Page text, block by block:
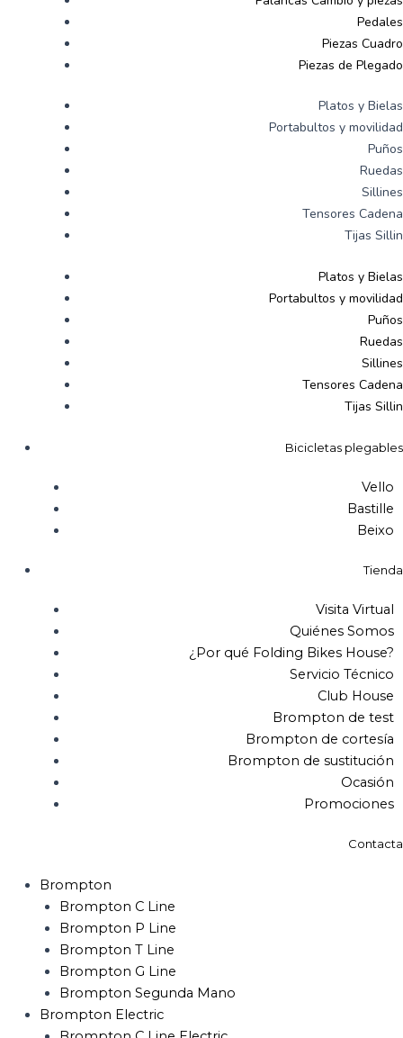
Pedales
Piezas Cuadro
Piezas de Plegado
Platos y Bielas
Portabultos y movilidad
Puños
Ruedas
Sillines
Tensores Cadena
Tijas Sillin
Platos y Bielas
Portabultos y movilidad
Puños
Ruedas
Sillines
Tensores Cadena
Tijas Sillin
Bicicletas plegables
Vello
Bastille
Beixo
Tienda
Visita Virtual
Quiénes Somos
¿Por qué Folding Bikes House?
Servicio Técnico
Club House
Brompton de test
Brompton de cortesía
Brompton de sustitución
Ocasión
Promociones
Contacta
Brompton
Brompton C Line
Brompton P Line
Brompton T Line
Brompton G Line
Brompton Segunda Mano
Brompton Electric